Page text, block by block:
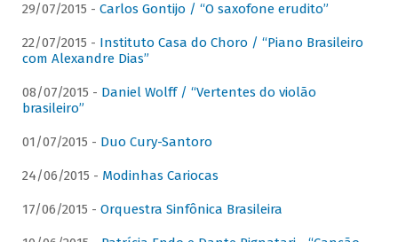
29/07/2015 - Carlos Gontijo / “O saxofone erudito”
22/07/2015 - Instituto Casa do Choro / “Piano Brasileiro
com Alexandre Dias”
08/07/2015 - Daniel Wolff / “Vertentes do violão
brasileiro”
01/07/2015 - Duo Cury-Santoro
24/06/2015 - Modinhas Cariocas
17/06/2015 - Orquestra Sinfônica Brasileira